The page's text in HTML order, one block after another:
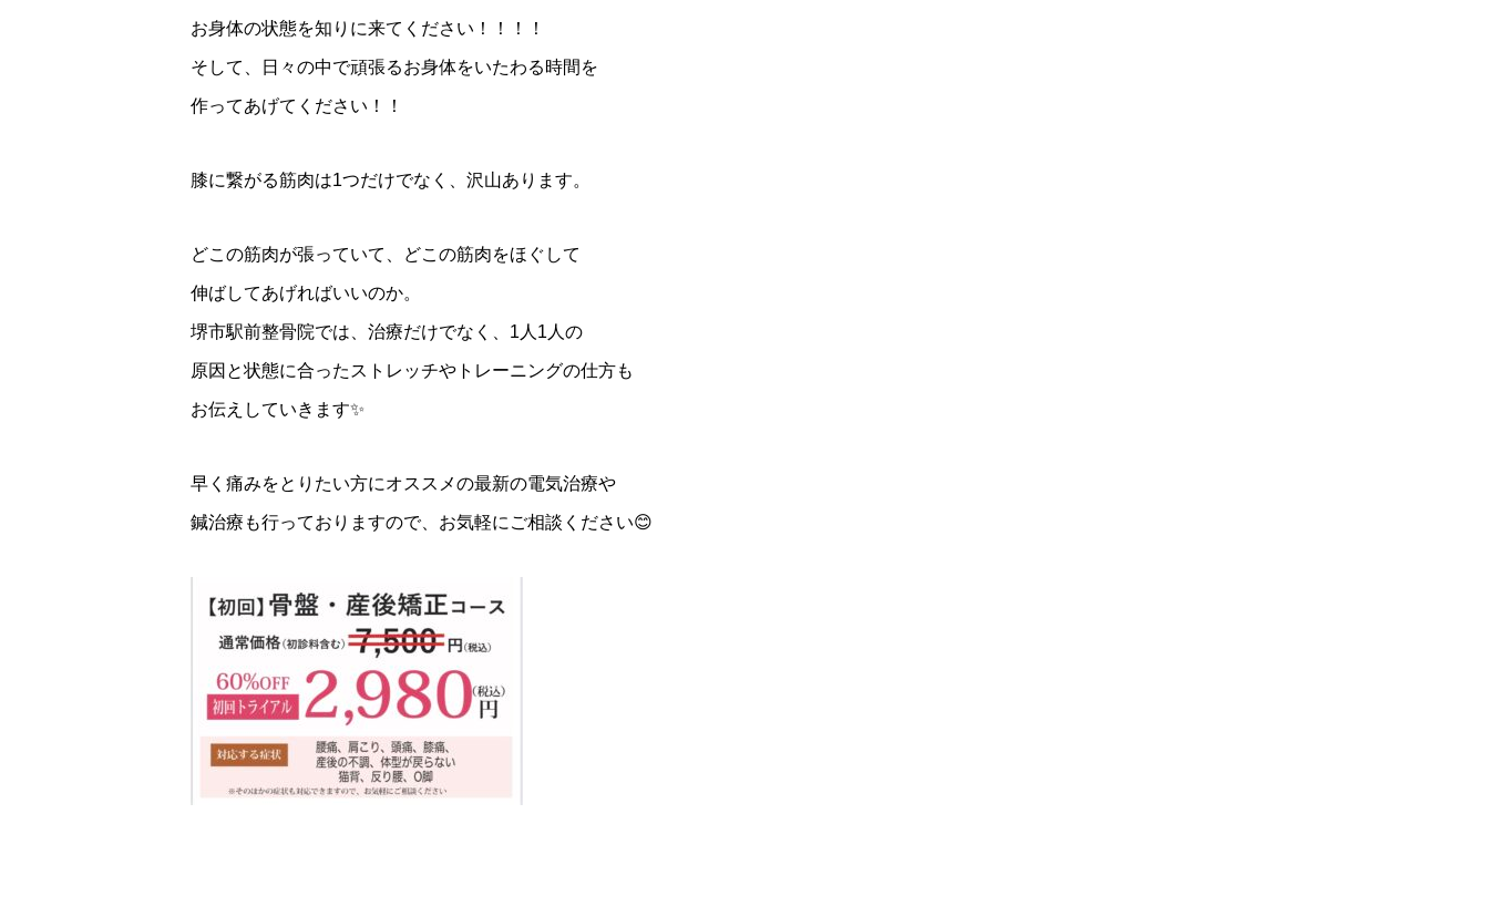
お身体の状態を知りに来てください！！！！
そして、日々の中で頑張るお身体をいたわる時間を
作ってあげてください！！
膝に繋がる筋肉は1つだけでなく、沢山あります。
どこの筋肉が張っていて、どこの筋肉をほぐして
伸ばしてあげればいいのか。
堺市駅前整骨院では、治療だけでなく、1人1人の
原因と状態に合ったストレッチやトレーニングの仕方も
お伝えしていきます✨
早く痛みをとりたい方にオススメの最新の電気治療や
鍼治療も行っておりますので、お気軽にご相談ください😊